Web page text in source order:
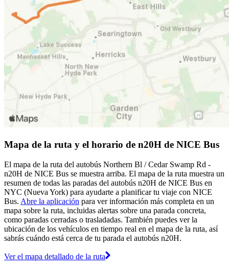
Mapa de la ruta y el horario de n20H de NICE Bus
El mapa de la ruta del autobús Northern Bl / Cedar Swamp Rd -
n20H de NICE Bus se muestra arriba. El mapa de la ruta muestra un
resumen de todas las paradas del autobús n20H de NICE Bus en
NYC (Nueva York) para ayudarte a planificar tu viaje con NICE
Bus. Abre la aplicación para ver información más completa en un
mapa sobre la ruta, incluidas alertas sobre una parada concreta,
como paradas cerradas o trasladadas. También puedes ver la
ubicación de los vehículos en tiempo real en el mapa de la ruta, así
sabrás cuándo está cerca de tu parada el autobús n20H.
Ver el mapa detallado de la ruta